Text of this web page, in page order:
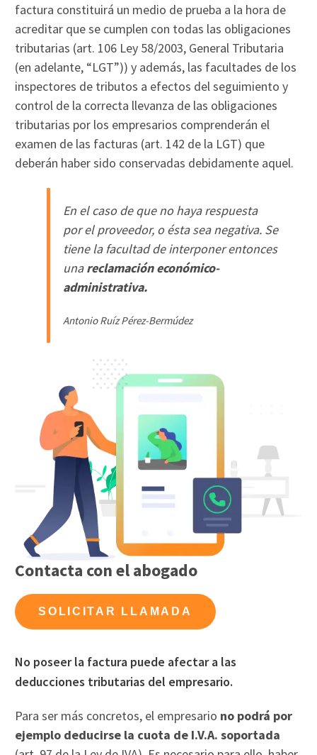
factura constituirá un medio de prueba a la hora de
acreditar que se cumplen con todas las obligaciones
tributarias (art. 106 Ley 58/2003, General Tributaria
(en adelante, “LGT”)) y además, las facultades de los
inspectores de tributos a efectos del seguimiento y
control de la correcta llevanza de las obligaciones
tributarias por los empresarios comprenderán el
examen de las facturas (art. 142 de la LGT) que
deberán haber sido conservadas debidamente aquel.
En el caso de que no haya respuesta
por el proveedor, o ésta sea negativa. Se
tiene la facultad de interponer entonces
unareclamación económico-
administrativa.
Antonio Ruíz Pérez-Bermúdez
Contacta con el abogado
SOLICITAR LLAMADA
No poseer la factura puede afectar a las
deducciones tributarias del empresario.
Para ser más concretos, el empresario no podrá por
ejemplo deducirse la cuota de I.V.A. soportada